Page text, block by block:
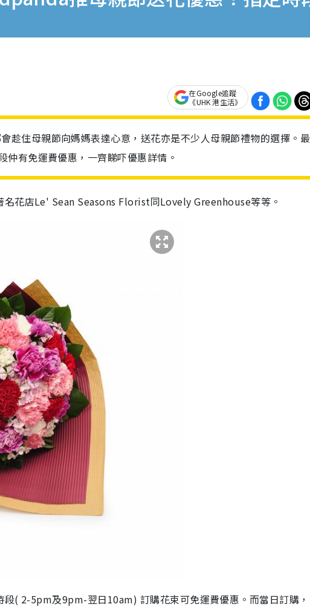
在Google追蹤
《UHK 港生活》
趁住母親節向媽媽表達心意，送花亦是不少人母親節禮物的選擇。
有免運費優惠，一齊睇吓優惠詳情。
花店Le' Sean Seasons Florist同Lovely Greenhouse等等。
( 2-5pm及9pm-翌日10am) 訂購花束可免運費優惠。而當日訂購